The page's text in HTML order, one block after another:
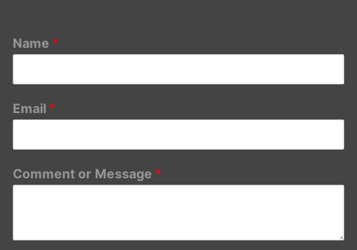
Name *
Email *
Comment or Message *